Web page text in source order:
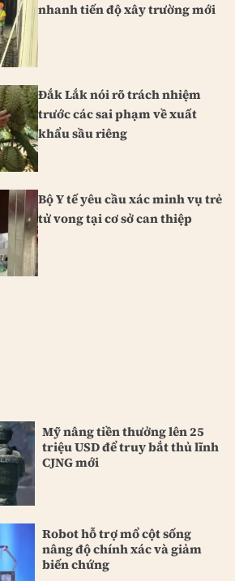
nhanh tiến độ xây trường mới
Đắk Lắk nói rõ trách nhiệm
trước các sai phạm về xuất
khẩu sầu riêng
Bộ Y tế yêu cầu xác minh vụ trẻ
tử vong tại cơ sở can thiệp
Mỹ nâng tiền thưởng lên 25
triệu USD để truy bắt thủ lĩnh
CJNG mới
Robot hỗ trợ mổ cột sống
nâng độ chính xác và giảm
biến chứng